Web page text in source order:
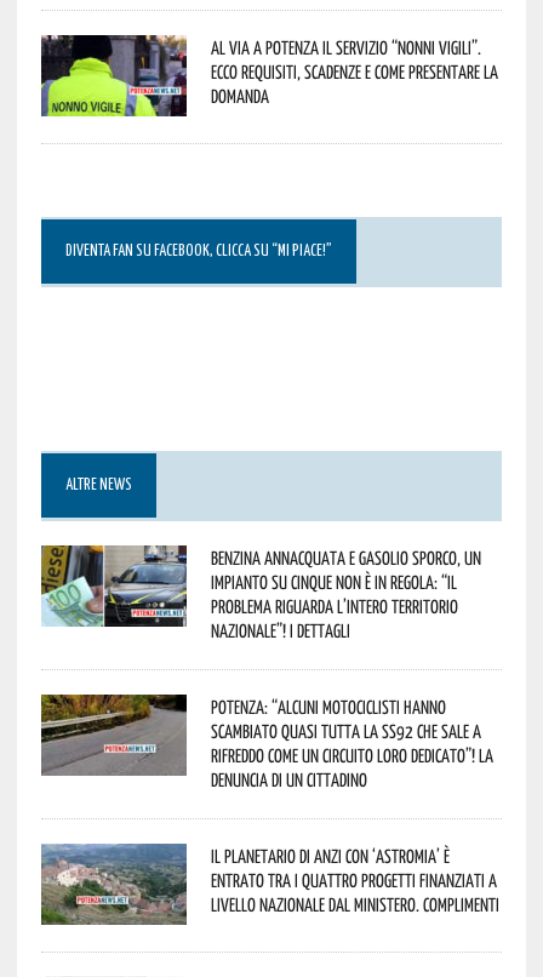
Al via a Potenza il servizio “Nonni Vigili”.
Ecco requisiti, scadenze e come presentare la
domanda
DIVENTA FAN SU FACEBOOK, CLICCA SU “MI PIACE!”
ALTRE NEWS
Benzina annacquata e gasolio sporco, un
impianto su cinque non è in regola: “il
problema riguarda l’intero territorio
Nazionale”! I dettagli
Potenza: “alcuni motociclisti hanno
scambiato quasi tutta la SS92 che sale a
Rifreddo come un circuito loro dedicato”! La
denuncia di un cittadino
Il Planetario di Anzi con ‘Astromia’ è
entrato tra i quattro progetti finanziati a
livello nazionale dal Ministero. Complimenti